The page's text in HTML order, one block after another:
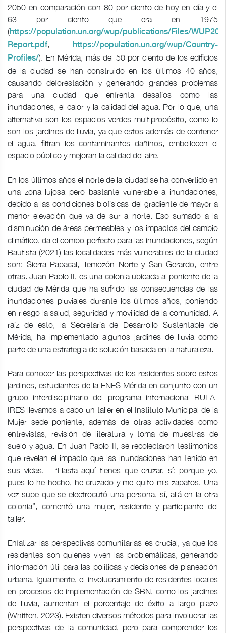
2050 en comparación con 80 por ciento de hoy en día y el
63 por ciento que era en 1975
(https://population.un.org/wup/publications/Files/
Report.pdf,
https://population.un.org/wup/Country-
Profiles/). En Mérida, más del 50 por ciento de los edificios
de la ciudad se han construido en los últimos 40 años,
causando deforestación y generando grandes problemas
para una ciudad que enfrenta desafíos como las
inundaciones, el calor y la calidad del agua. Por lo que, una
alternativa son los espacios verdes multipropósito, como lo
son los jardines de lluvia, ya que estos además de contener
el agua, filtran los contaminantes dañinos, embellecen el
espacio público y mejoran la calidad del aire.
En los últimos años el norte de la ciudad se ha convertido en
una zona lujosa pero bastante vulnerable a inundaciones,
debido a las condiciones biofísicas del gradiente de mayor a
menor elevación que va de sur a norte. Eso sumado a la
disminución de áreas permeables y los impactos del cambio
climático, da el combo perfecto para las inundaciones, según
Bautista (2021) las localidades más vulnerables de la ciudad
son: Sierra Papacal, Temozón Norte y San Gerardo, entre
otras. Juan Pablo II, es una colonia ubicada al poniente de la
ciudad de Mérida que ha sufrido las consecuencias de las
inundaciones pluviales durante los últimos años, poniendo
en riesgo la salud, seguridad y movilidad de la comunidad. A
raíz de esto, la Secretaría de Desarrollo Sustentable de
Mérida, ha implementado algunos jardines de lluvia como
parte de una estrategia de solución basada en la naturaleza.
Para conocer las perspectivas de los residentes sobre estos
jardines, estudiantes de la ENES Mérida en conjunto con un
grupo interdisciplinario del programa internacional RULA-
IRES llevamos a cabo un taller en el Instituto Municipal de la
Mujer sede poniente, además de otras actividades como
entrevistas, revisión de literatura y toma de muestras de
suelo y agua. En Juan Pablo II, se recolectaron testimonios
que revelan el impacto que las inundaciones han tenido en
sus vidas. - “Hasta aquí tienes que cruzar, sí; porque yo,
pues lo he hecho, he cruzado y me quito mis zapatos. Una
vez supe que se electrocutó una persona, sí, allá en la otra
colonia”, comentó una mujer, residente y participante del
taller.
Enfatizar las perspectivas comunitarias es crucial, ya que los
residentes son quienes viven las problemáticas, generando
información útil para las políticas y decisiones de planeación
urbana. Igualmente, el involucramiento de residentes locales
en procesos de implementación de SBN, como los jardines
de lluvia, aumentan el porcentaje de éxito a largo plazo
(Whitten, 2023). Existen diversos métodos para involucrar las
perspectivas de la comunidad, pero para comprender los